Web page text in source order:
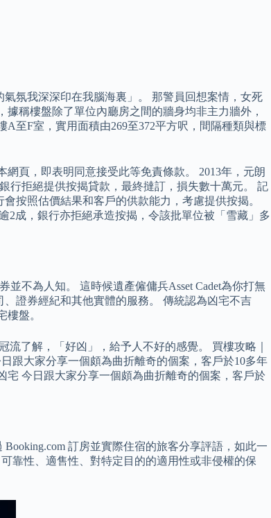
氛我深深印在我腦海裏」。 那警員回想案情，女死
稱樓盤除了單位內廳房之間的牆身均非主力牆外，
至F室，實用面積由269至372平方呎，間隔種類與標
頁，即表明同意接受此等免責條款。 2013年，元朗
行拒絕提供按揭貸款，最終撻訂，損失數十萬元。 記
按照估價結果和客戶的供款能力，考慮提供按揭。
2成，銀行亦拒絕承造按揭，令該批單位被「雪藏」多
不為人知。 這時候遺產僱傭兵Asset Cadet為你打無
證券經紀和其他實體的服務。 傳統認為凶宅不吉
盤。
了解，「好凶」，給予人不好的感覺。 買樓攻略｜
跟大家分享一個頗為曲折離奇的個案，客戶於10多年
今日跟大家分享一個頗為曲折離奇的個案，客戶於
訂房並實際住宿的旅客分享評語，如此一
靠性、適售性、對特定目的的適用性或非侵權的保